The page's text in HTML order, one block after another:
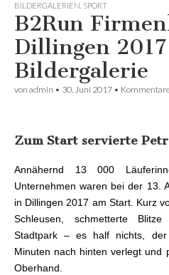
BILDERGALERIEN SPORT
B2Run
Dillingen
Bildergalerie
von admin • 30. Juni 2017 •
Zum Start servierte
Annähernd 13 000
Unternehmen waren bei der 13.
in Dillingen 2017 am Start. Kurz
Schleusen, schmetterte
Stadtpark – es half nichts,
Minuten nach hinten verlegt und
Oberhand.